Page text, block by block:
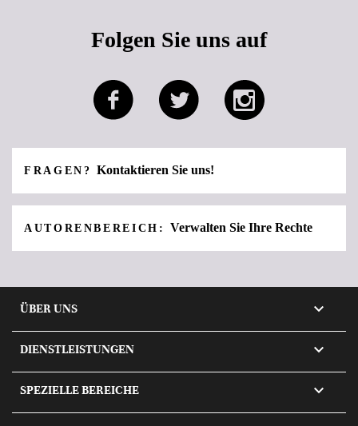
Folgen Sie uns auf
FRAGEN?Kontaktieren Sie uns!
AUTORENBEREICH:Verwalten Sie Ihre Rechte
ÜBER UNS 
DIENSTLEISTUNGEN 
SPEZIELLE BEREICHE 